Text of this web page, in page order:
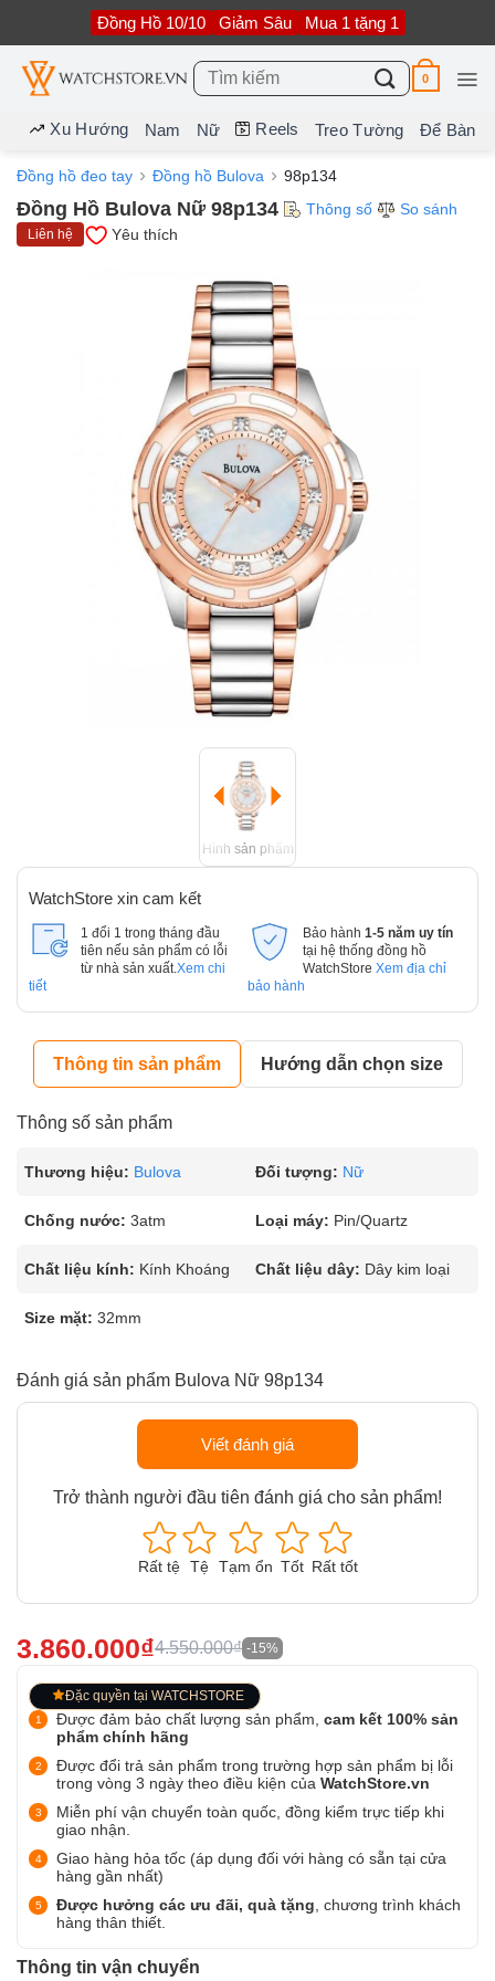
nội
dung
Đồng Hồ 10/10 Giảm Sâu Mua 1 tặng 1
Tìm
kiếm:
0
Xu Hướng Nam Nữ Reels Treo Tường Để Bàn
Đồng hồ đeo tay Đồng hồ Bulova 98p134
Đồng Hồ Bulova Nữ 98p134 Thông số So sánh
Liên hệ Yêu thích
Hình sản phẩm
WatchStore xin cam kết
1 đổi 1 trong tháng đầu
tiên nếu sản phẩm có lỗi
từ nhà sản xuất. Xem chi
tiết
Bảo hành 1-5 năm uy tín
tại hệ thống đồng hồ
WatchStore Xem địa chỉ
bảo hành
Thông tin sản phẩm Hướng dẫn chọn size
Thông số sản phẩm
Thương hiệu: Bulova Đối tượng: Nữ
Chống nước: 3atm Loại máy: Pin/Quartz
Chất liệu kính: Kính Khoáng Chất liệu dây: Dây kim loại
Size mặt: 32mm
Đánh giá sản phẩm Bulova Nữ 98p134
Viết đánh giá
Trở thành người đầu tiên đánh giá cho sản phẩm!
Rất tệ Tệ Tạm ổn Tốt Rất tốt
3.860.000₫4.550.000₫ -15%
Đặc quyền tại WATCHSTORE
Được đảm bảo chất lượng sản phẩm, cam kết 100% sản
phẩm chính hãng
Được đổi trả sản phẩm trong trường hợp sản phẩm bị lỗi
trong vòng 3 ngày theo điều kiện của WatchStore.vn
Miễn phí vận chuyển toàn quốc, đồng kiểm trực tiếp khi
giao nhận.
Giao hàng hỏa tốc (áp dụng đối với hàng có sẵn tại cửa
hàng gần nhất)
Được hưởng các ưu đãi, quà tặng , chương trình khách
hàng thân thiết.
Thông tin vận chuyển